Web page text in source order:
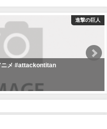
進撃の巨人
ニメ #attackontitan